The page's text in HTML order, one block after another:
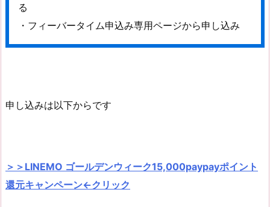
る
・フィーバータイム申込み専用ページから申し込み
申し込みは以下からです
＞＞LINEMO ゴールデンウィーク15,000paypayポイント
還元キャンペーン←クリック